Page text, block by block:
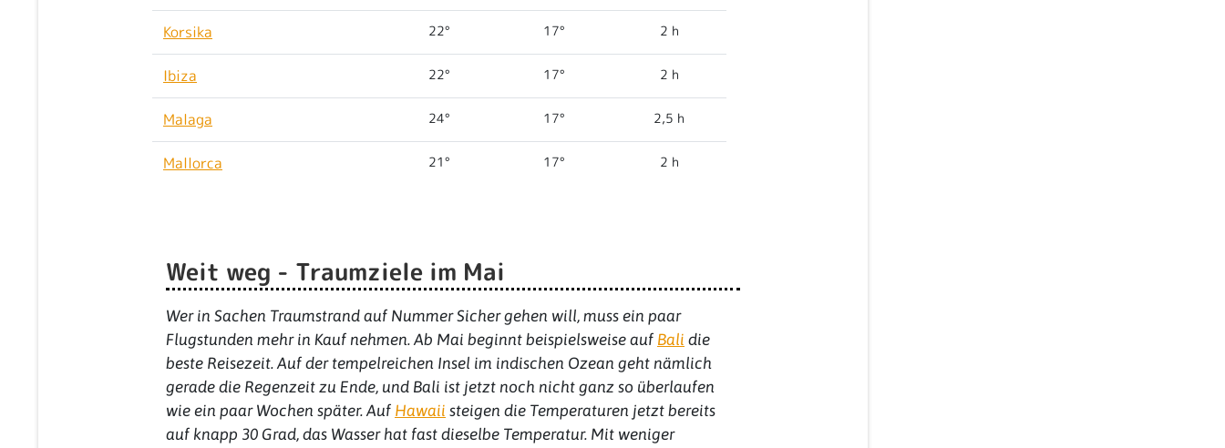
Korsika 22° 17° 2 h
Ibiza 22° 17° 2 h
Malaga 24° 17° 2,5 h
Mallorca 21° 17° 2 h
Weit weg - Traumziele im Mai
Wer in Sachen Traumstrand auf Nummer Sicher gehen will, muss ein paar
Flugstunden mehr in Kauf nehmen. Ab Mai beginnt beispielsweise auf Bali die
beste Reisezeit. Auf der tempelreichen Insel im indischen Ozean geht nämlich
gerade die Regenzeit zu Ende, und Bali ist jetzt noch nicht ganz so überlaufen
wie ein paar Wochen später. Auf Hawaii steigen die Temperaturen jetzt bereits
auf knapp 30 Grad, das Wasser hat fast dieselbe Temperatur. Mit weniger